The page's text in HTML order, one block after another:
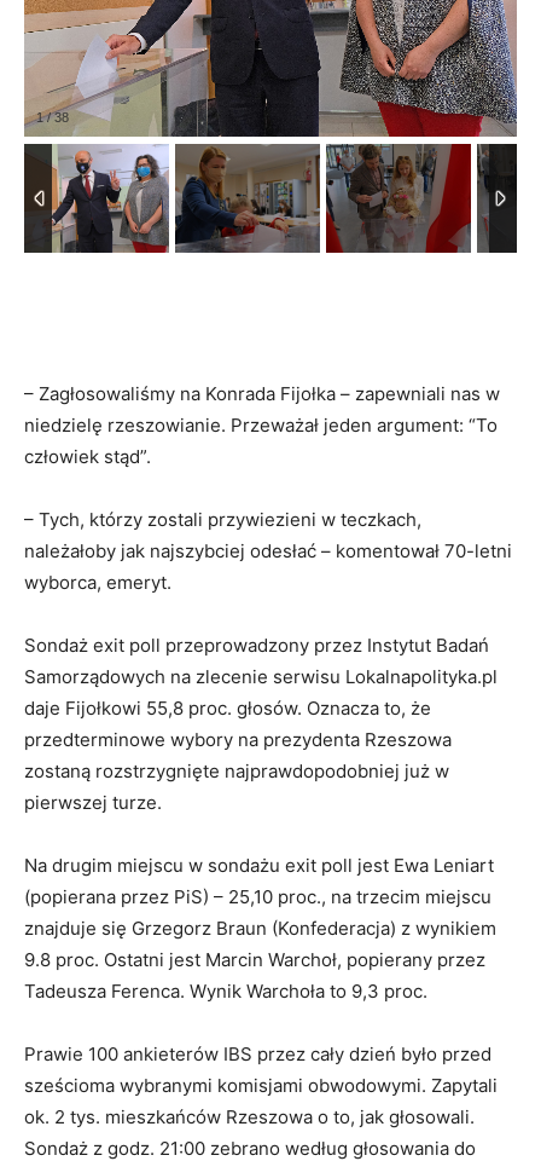
1/38
– Zagłosowaliśmy na Konrada Fijołka – zapewniali nas w
niedzielę rzeszowianie. Przeważał jeden argument: “To
człowiek stąd”.
– Tych, którzy zostali przywiezieni w teczkach,
należałoby jak najszybciej odesłać – komentował 70-letni
wyborca, emeryt.
Sondaż exit poll przeprowadzony przez Instytut Badań
Samorządowych na zlecenie serwisu Lokalnapolityka.pl
daje Fijołkowi 55,8 proc. głosów. Oznacza to, że
przedterminowe wybory na prezydenta Rzeszowa
zostaną rozstrzygnięte najprawdopodobniej już w
pierwszej turze.
Na drugim miejscu w sondażu exit poll jest Ewa Leniart
(popierana przez PiS) – 25,10 proc., na trzecim miejscu
znajduje się Grzegorz Braun (Konfederacja) z wynikiem
9.8 proc. Ostatni jest Marcin Warchoł, popierany przez
Tadeusza Ferenca. Wynik Warchoła to 9,3 proc.
Prawie 100 ankieterów IBS przez cały dzień było przed
sześcioma wybranymi komisjami obwodowymi. Zapytali
ok. 2 tys. mieszkańców Rzeszowa o to, jak głosowali.
Sondaż z godz. 21:00 zebrano według głosowania do